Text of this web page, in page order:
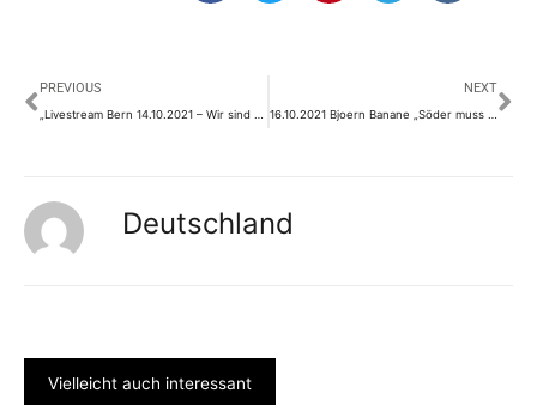
Prev
PREVIOUS
„Livestream Bern 14.10.2021 – Wir sind eine Menschenfamilie“ von Sabine Seibold
NEXT
16.10.2021 Bjoern Banane „Söder muss Weg“. Auswandern nach Montenegro?
Deutschland
Vielleicht auch interessant